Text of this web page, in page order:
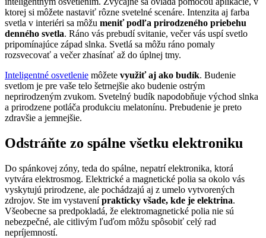
ktorej si môžete nastaviť rôzne svetelné scenáre. Intenzita aj farba
svetla v interiéri sa môžu meniť podľa prirodzeného priebehu
denného svetla. Ráno vás prebudí svitanie, večer vás uspí svetlo
pripomínajúce západ slnka. Svetlá sa môžu ráno pomaly
rozsvecovať a večer zhasínať až do úplnej tmy.
Inteligentné osvetlenie môžete využiť aj ako budík. Budenie
svetlom je pre vaše telo šetrnejšie ako budenie ostrým
neprirodzeným zvukom. Svetelný budík napodobňuje východ slnka
a prirodzene potláča produkciu melatonínu. Prebudenie je preto
zdravšie a jemnejšie.
Odstráňte zo spálne všetku elektroniku
Do spánkovej zóny, teda do spálne, nepatrí elektronika, ktorá
vytvára elektrosmog. Elektrické a magnetické polia sa okolo vás
vyskytujú prirodzene, ale pochádzajú aj z umelo vytvorených
zdrojov. Ste im vystaveníprakticky všade, kde je elektrina.
Všeobecne sa predpokladá, že elektromagnetické polia nie sú
nebezpečné, ale citlivým ľuďom môžu spôsobiť celý rad
nepríjemností.